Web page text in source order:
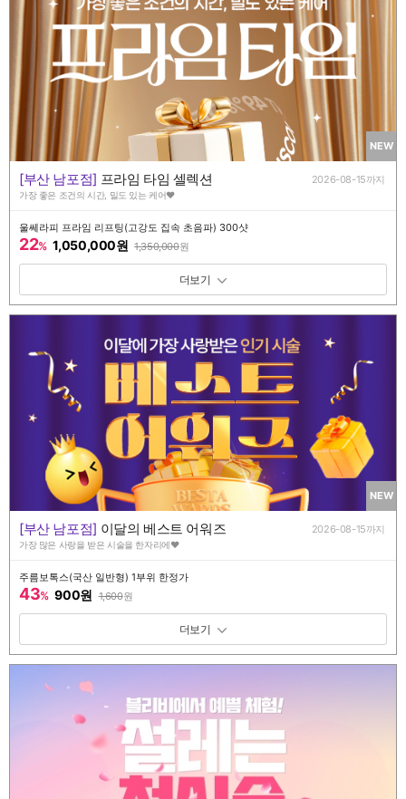
NEW
[부산 남포점] 프라임 타임 셀렉션 2026-08-15까지
가장 좋은 조건의 시간, 밀도 있는 케어♥️
울쎄라피 프라임 리프팅(고강도 집속 초음파) 300샷
22% 1,050,000원 1,350,000원
패키지 보기 토글
NEW
[부산 남포점] 이달의 베스트 어워즈 2026-08-15까지
가장 많은 사랑을 받은 시술을 한자리에♥
주름보톡스(국산 일반형) 1부위 한정가
43% 900원 1,600원
패키지 보기 토글